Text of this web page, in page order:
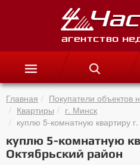
Главная Покупатели объектов
Квартиры
г. Минск
куплю 5-комнатную квартиру
куплю 5-комнатную
Октябрьский район